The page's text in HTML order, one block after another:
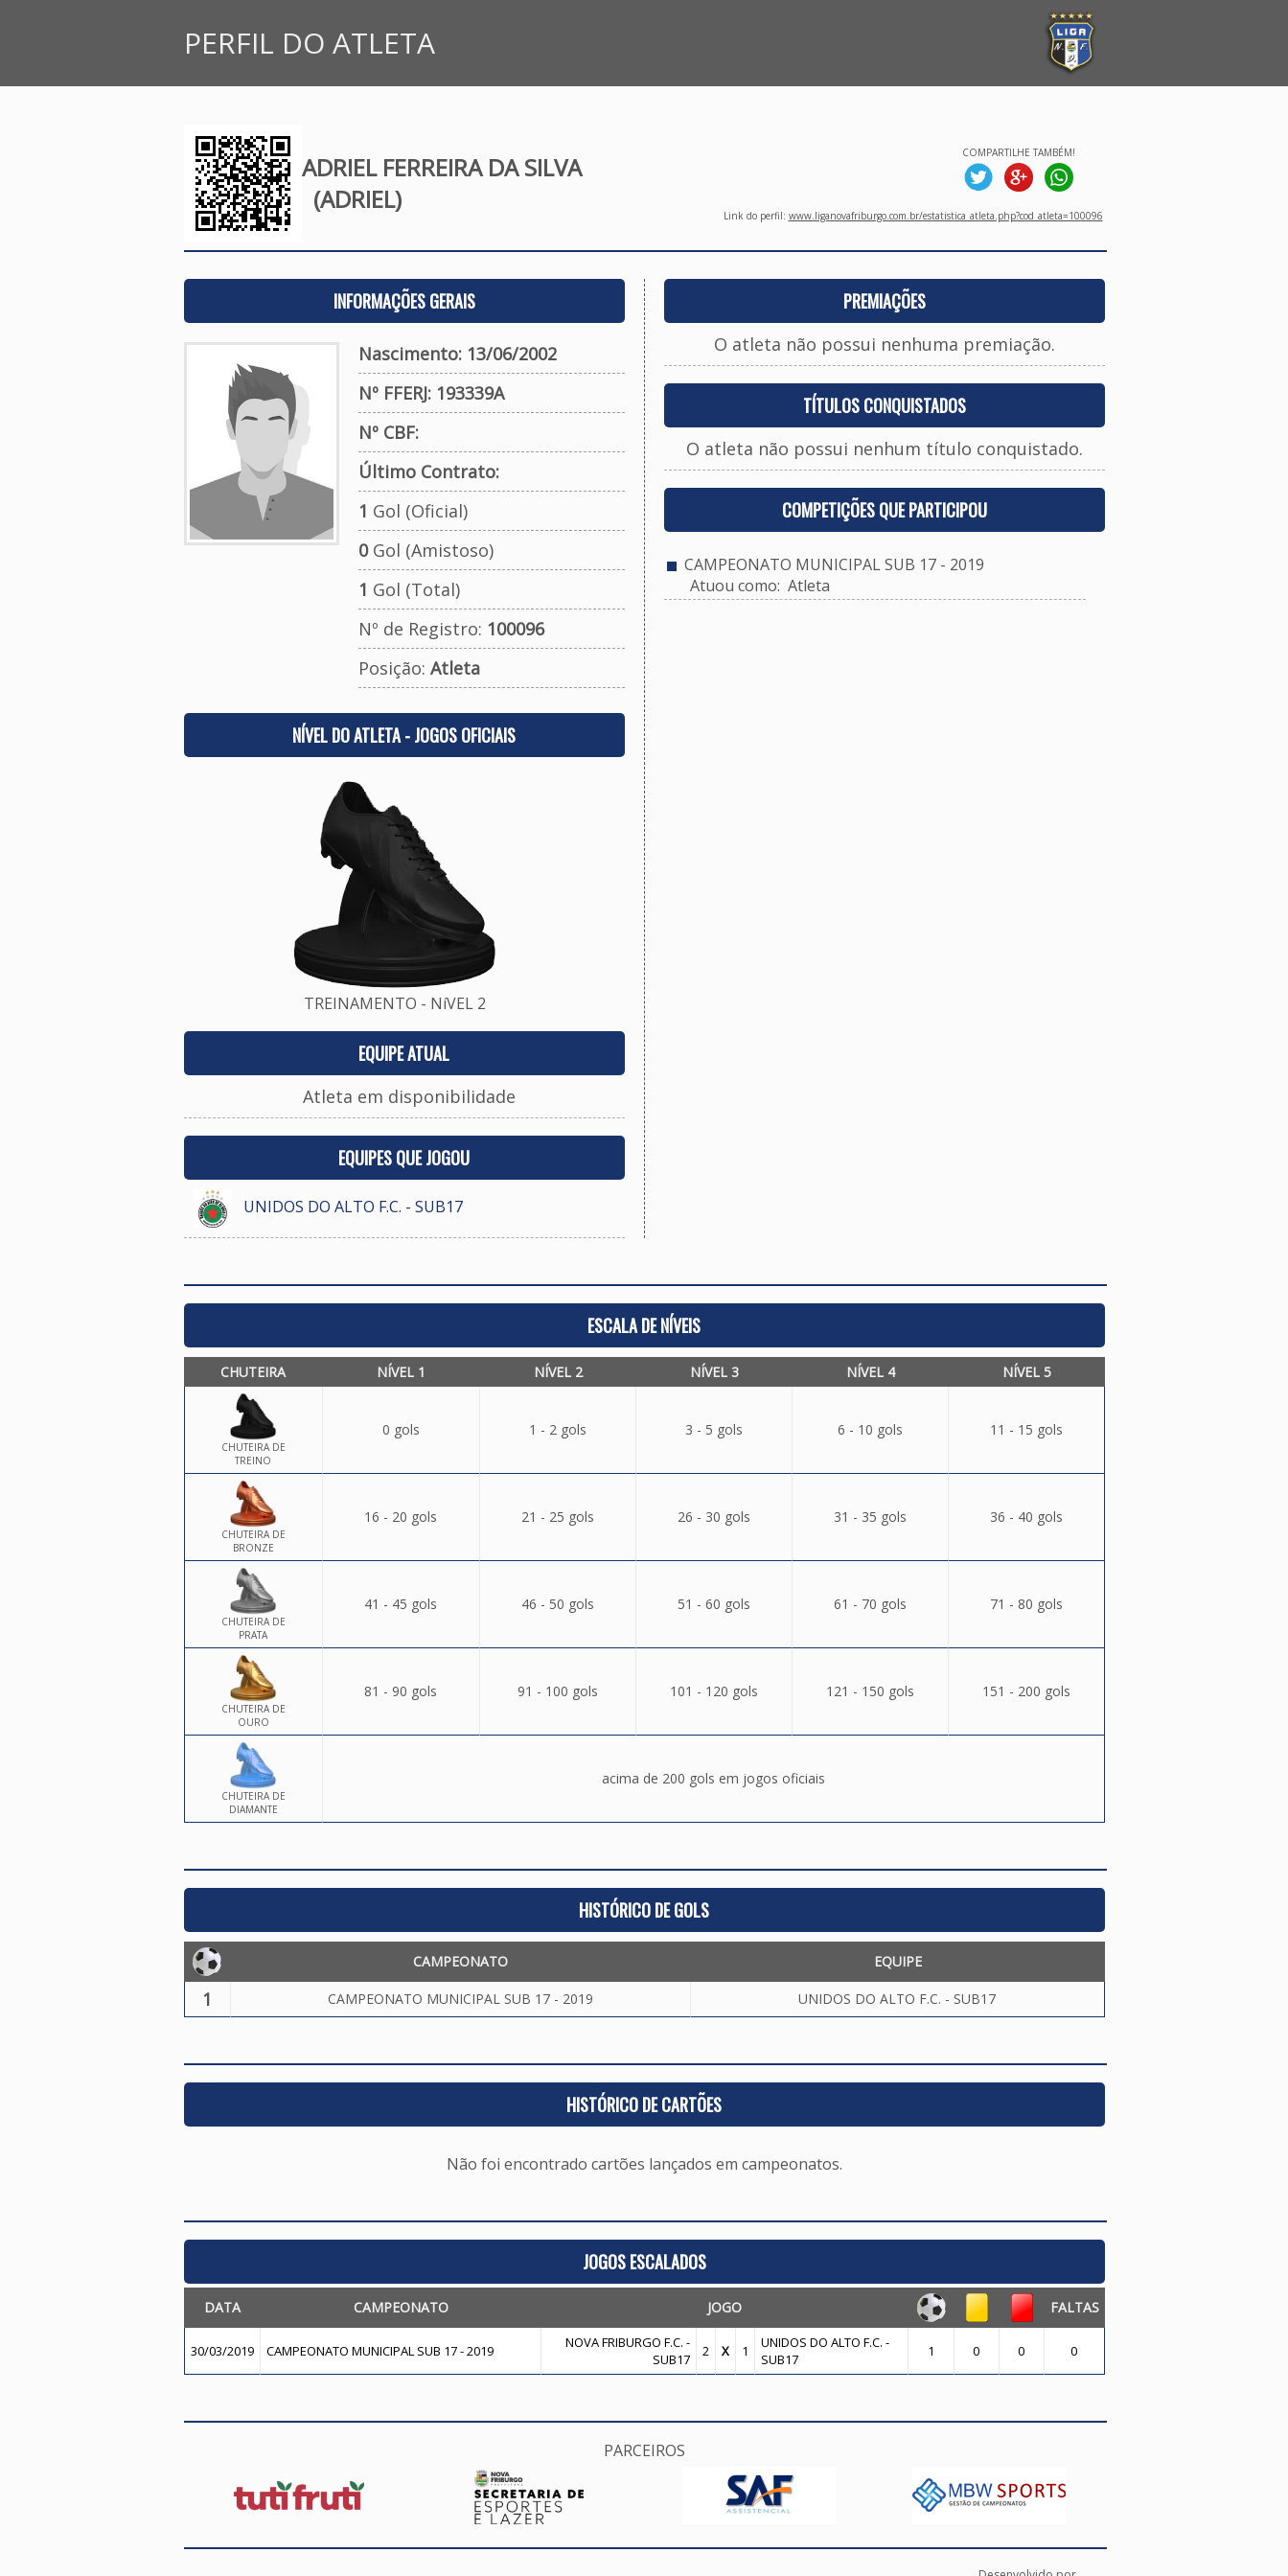
PERFIL DO ATLETA
ADRIEL FERREIRA DA SILVA
(ADRIEL)
COMPARTILHE TAMBÉM!
Link do perfil: www.liganovafriburgo.com.br/estatistica_atleta.php?cod_atleta=100096
INFORMAÇÕES GERAIS
Nascimento: 13/06/2002
Nº FFERJ: 193339A
Nº CBF:
Último Contrato:
1 Gol (Oficial)
0Gol (Amistoso)
1 Gol (Total)
Nº de Registro: 100096
Posição: Atleta
NÍVEL DO ATLETA - JOGOS OFICIAIS
TREINAMENTO - NíVEL 2
EQUIPE ATUAL
Atleta em disponibilidade
EQUIPES QUE JOGOU
UNIDOS DO ALTO F.C. - SUB17
PREMIAÇÕES
O atleta não possui nenhuma premiação.
TÍTULOS CONQUISTADOS
O atleta não possui nenhum título conquistado.
COMPETIÇÕES QUE PARTICIPOU
CAMPEONATO MUNICIPAL SUB 17 - 2019
Atuou como: Atleta
ESCALA DE NÍVEIS
CHUTEIRA NÍVEL 1 NÍVEL 2 NÍVEL 3 NÍVEL 4 NÍVEL 5
CHUTEIRA DE
TREINO
0 gols 1 - 2 gols 3 - 5 gols 6 - 10 gols 11 - 15 gols
CHUTEIRA DE
BRONZE
16 - 20 gols 21 - 25 gols 26 - 30 gols 31 - 35 gols 36 - 40 gols
CHUTEIRA DE
PRATA
41 - 45 gols 46 - 50 gols 51 - 60 gols 61 - 70 gols 71 - 80 gols
CHUTEIRA DE
OURO
81 - 90 gols 91 - 100 gols 101 - 120 gols 121 - 150 gols 151 - 200 gols
CHUTEIRA DE
DIAMANTE
acima de 200 gols em jogos oficiais
HISTÓRICO DE GOLS
CAMPEONATO EQUIPE
1 CAMPEONATO MUNICIPAL SUB 17 - 2019 UNIDOS DO ALTO F.C. - SUB17
HISTÓRICO DE CARTÕES
Não foi encontrado cartões lançados em campeonatos.
JOGOS ESCALADOS
DATA CAMPEONATO JOGO FALTAS
30/03/2019 CAMPEONATO MUNICIPAL SUB 17 - 2019
NOVA FRIBURGO F.C. -
SUB17
2 X 1
UNIDOS DO ALTO F.C. -
SUB17
1 0 0 0
PARCEIROS